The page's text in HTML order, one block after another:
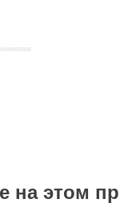
на этом